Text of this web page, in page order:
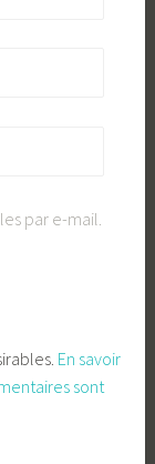
par e-mail.
En savoir
sont